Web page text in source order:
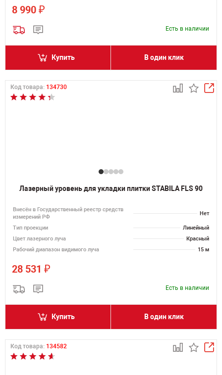
8 990 ₽
Есть в наличии
Купить В один клик
Код товара: 134730
Лазерный уровень для укладки плитки STABILA FLS 90
Внесён в Государственный реестр средств
измерений РФ
Нет
Тип проекции
Линейный
Цвет лазерного луча
Красный
Рабочий диапазон видимого луча
15 м
28 531 ₽
Есть в наличии
Купить В один клик
Код товара: 134582